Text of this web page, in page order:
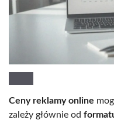
Ceny reklamy online
zależy głównie od